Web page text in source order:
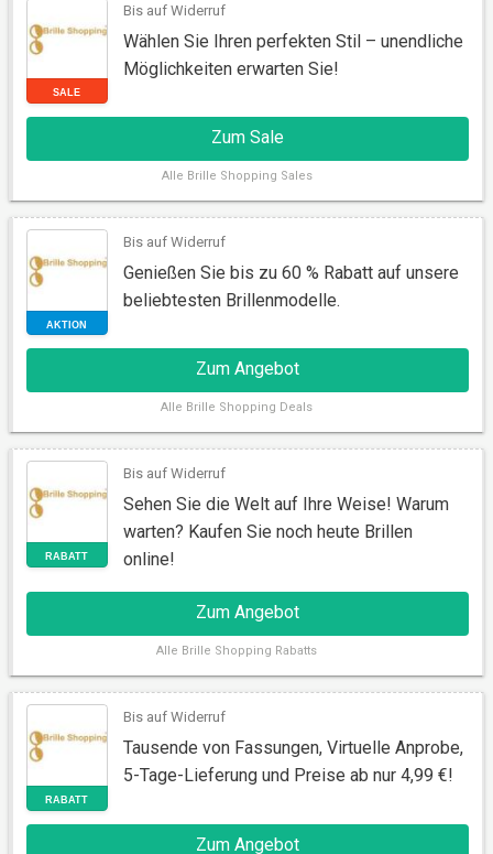
AKTION
SALE
Bis auf Widerruf
Wählen Sie Ihren perfekten Stil – unendliche
Möglichkeiten erwarten Sie!
Zum Sale
Alle Brille Shopping Sales
AKTION
Bis auf Widerruf
Genießen Sie bis zu 60 % Rabatt auf unsere
beliebtesten Brillenmodelle.
Zum Angebot
Alle Brille Shopping Deals
Bis auf Widerruf
Sehen Sie die Welt auf Ihre Weise! Warum
warten? Kaufen Sie noch heute Brillen
online!
Zum Angebot
Alle Brille Shopping Rabatts
Bis auf Widerruf
Tausende von Fassungen, Virtuelle Anprobe,
5-Tage-Lieferung und Preise ab nur 4,99 €!
Zum Angebot